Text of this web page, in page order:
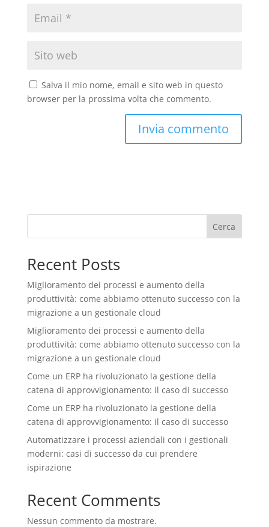
Salva il mio nome, email e sito web in questo
browser per la prossima volta che commento.
Cerca
Recent Posts
Miglioramento dei processi e aumento della
produttività: come abbiamo ottenuto successo con la
migrazione a un gestionale cloud
Miglioramento dei processi e aumento della
produttività: come abbiamo ottenuto successo con la
migrazione a un gestionale cloud
Come un ERP ha rivoluzionato la gestione della
catena di approvvigionamento: il caso di successo
Come un ERP ha rivoluzionato la gestione della
catena di approvvigionamento: il caso di successo
Automatizzare i processi aziendali con i gestionali
moderni: casi di successo da cui prendere
ispirazione
Recent Comments
Nessun commento da mostrare.